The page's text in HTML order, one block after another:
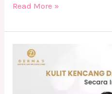
Read More »
Pingin
Kulit
Kencang